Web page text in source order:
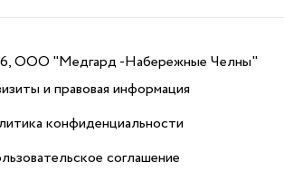
ООО "Медгард -Набережные Челны"
и правовая информация
конфиденциальности
соглашение